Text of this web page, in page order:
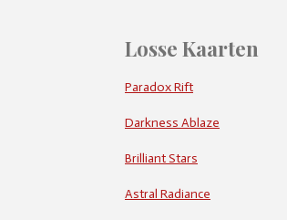
Losse Kaarten
Paradox Rift
Darkness Ablaze
Brilliant Stars
Astral Radiance